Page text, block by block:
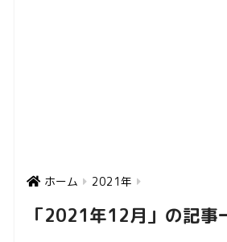
ホーム 2021年
「2021年12月」の記事